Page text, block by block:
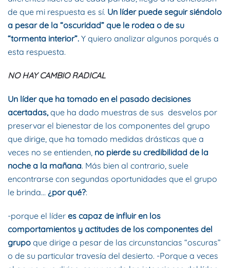
de que mi respuesta es sí. Un líder puede seguir siéndolo
a pesar de la “oscuridad” que le rodea o de su
“tormenta interior”. Y quiero analizar algunos porqués a
esta respuesta.
NO HAY CAMBIO RADICAL
Un líder que ha tomado en el pasado decisiones
acertadas,que ha dado muestras de sus desvelos por
preservar el bienestar de los componentes del grupo
que dirige, que ha tomado medidas drásticas que a
veces no se entienden, no pierde su credibilidad de la
noche a la mañana. Más bien al contrario, suele
encontrarse con segundas oportunidades que el grupo
le brinda… ¿por qué?:
-porque el líder es capaz de influir en los
comportamientos y actitudes de los componentes del
grupo que dirige a pesar de las circunstancias “oscuras”
o de su particular travesía del desierto. -Porque a veces